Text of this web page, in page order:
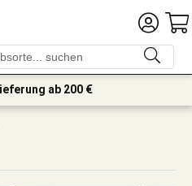
ab 200 €